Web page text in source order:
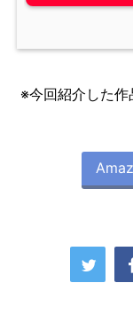
※今回紹介した